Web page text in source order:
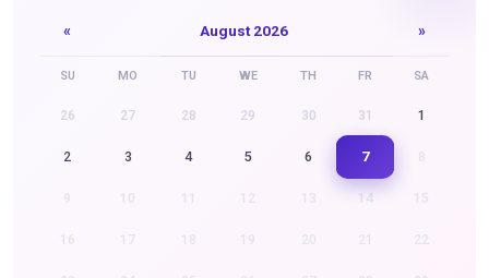
« August 2026 »
SU MO TU WE TH FR SA
26 27 28 29 30 31 1
2 3 4 5 6 7
14 15
21 22